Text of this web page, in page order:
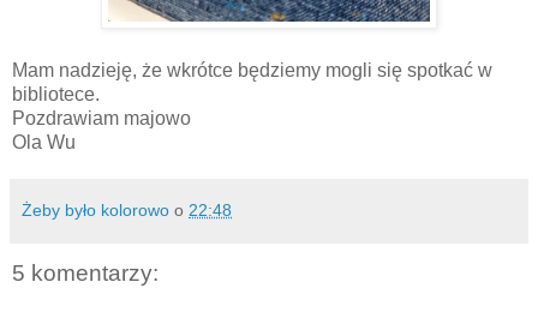
Mam nadzieję, że wkrótce będziemy mogli się spotkać w
bibliotece.
Pozdrawiam majowo
Ola Wu
Żeby było kolorowo o 22:48
5 komentarzy: